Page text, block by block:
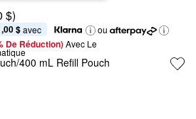
$)
$ avec
ou
De Réduction) Avec Le
400 mL Refill Pouch